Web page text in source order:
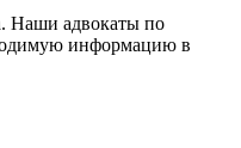
Наши адвокаты по
информацию в